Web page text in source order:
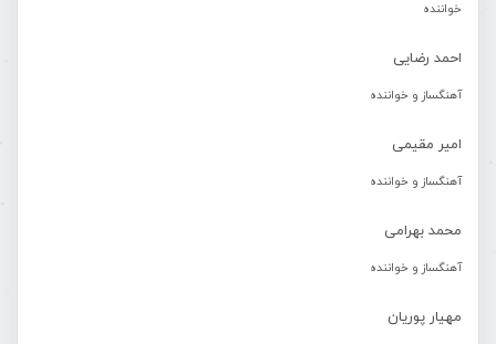
خواننده
احمد رضایی
آهنگساز و خواننده
امیر مقیمی
آهنگساز و خواننده
محمد بهرامی
آهنگساز و خواننده
مهیار پوریان